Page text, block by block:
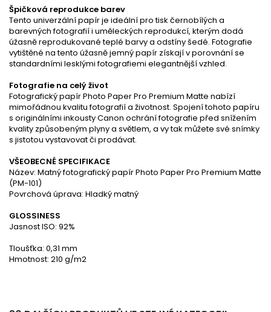
Špičková reprodukce barev
Tento univerzální papír je ideální pro tisk černobílých a
barevných fotografií i uměleckých reprodukcí, kterým dodá
úžasně reprodukované teplé barvy a odstíny šedé. Fotografie
vytištěné na tento úžasně jemný papír získají v porovnání se
standardními lesklými fotografiemi elegantnější vzhled.
Fotografie na celý život
Fotografický papír Photo Paper Pro Premium Matte nabízí
mimořádnou kvalitu fotografií a životnost. Spojení tohoto papíru
s originálními inkousty Canon ochrání fotografie před snížením
kvality způsobeným plyny a světlem, a vy tak můžete své snímky
s jistotou vystavovat či prodávat.
VŠEOBECNÉ SPECIFIKACE
Název: Matný fotografický papír Photo Paper Pro Premium Matte
(PM-101)
Povrchová úprava: Hladký matný
GLOSSINESS
Jasnost ISO: 92%
Tloušťka: 0,31 mm
Hmotnost: 210 g/m2